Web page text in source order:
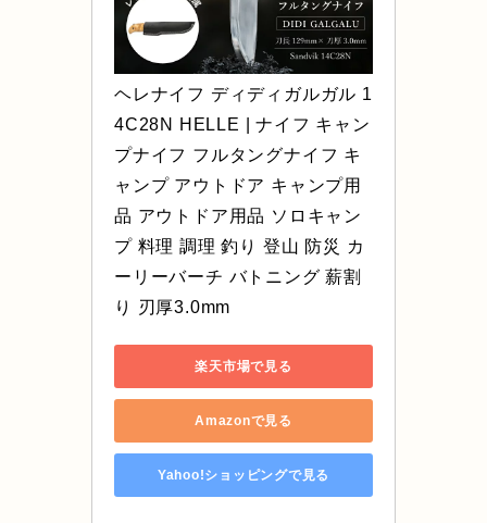
ヘレナイフ ディディガルガル 1
4C28N HELLE | ナイフ キャン
プナイフ フルタングナイフ キ
ャンプ アウトドア キャンプ用
品 アウトドア用品 ソロキャン
プ 料理 調理 釣り 登山 防災 カ
ーリーバーチ バトニング 薪割
り 刃厚3.0mm
楽天市場で見る
Amazonで見る
Yahoo!ショッピングで見る